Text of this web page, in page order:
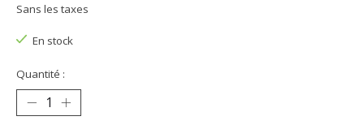
Sans les taxes
En stock
Quantité :